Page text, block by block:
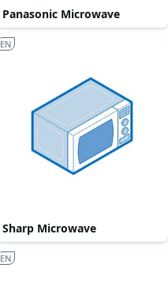
Panasonic Microwave
Sharp Microwave
EN
EN